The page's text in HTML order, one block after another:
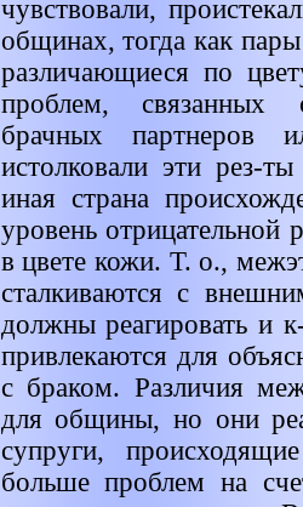
чувствовали,
общинах, тогда как
различающиеся по
проблем, связанных
брачных партнеров
истолковали эти рез-
иная страна
уровень отрицательной
в цвете кожи. Т. о.,
сталкиваются с
должны реагировать и
привлекаются для
с браком. Различия
для общины, но они
супруги,
больше проблем на